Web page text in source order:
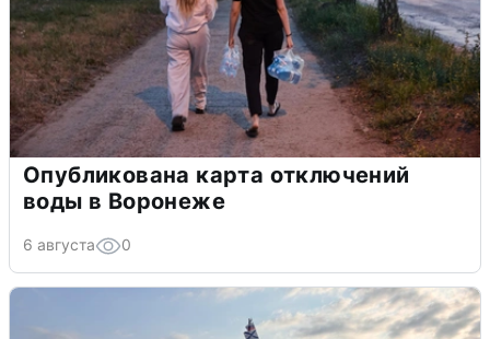
Опубликована карта отключений
воды в Воронеже
6 августа 0